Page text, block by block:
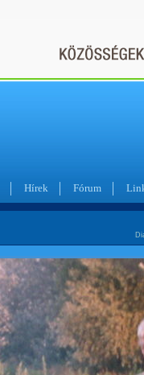
Hírek Fórum